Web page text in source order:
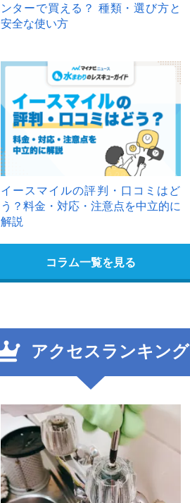
ンターで買える？ 種類・選び方と
安全な使い方
イースマイルの評判・口コミはど
う？料金・対応・注意点を中立的に
解説
コラム一覧を見る
アクセスランキング
2